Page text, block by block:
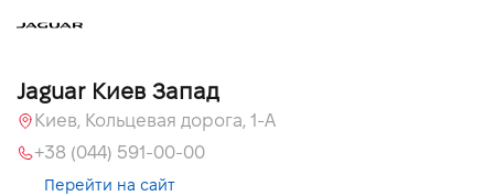
Jaguar Киев Запад
Киев, Кольцевая дорога, 1-А
+38 (044) 591-00-00
Перейти на сайт